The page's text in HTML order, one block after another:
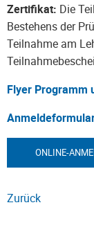
Zertifikat: Die
Bestehens der
Teilnahme am
Flyer Programm
ONLINE-
Zurück